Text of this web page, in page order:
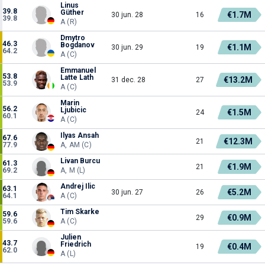
39.8
39.8
Linus
Güther
A (R)
30 jun. 28 16 €1.7M
46.3
64.2
Dmytro
Bogdanov
A (C)
30 jun. 29 19 €1.1M
53.8
53.9
Emmanuel
Latte Lath
A (C)
31 dec. 28 27 €13.2M
56.2
60.1
Marin
Ljubicic
A (C)
24 €1.5M
67.6
77.9
Ilyas Ansah
A, AM (C)
21 €12.3M
61.3
69.2
Livan Burcu
A, M (L)
21 €1.9M
63.1
64.1
Andrej Ilic
A (C)
30 jun. 27 26 €5.2M
59.6
59.6
Tim Skarke
A (C)
29 €0.9M
43.7
62.0
Julien
Friedrich
A (L)
19 €0.4M